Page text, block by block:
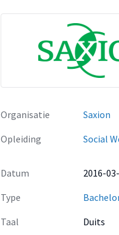
Organisatie
Saxion
Opleiding
Social
Datum
2016-
Type
Taal
Duits